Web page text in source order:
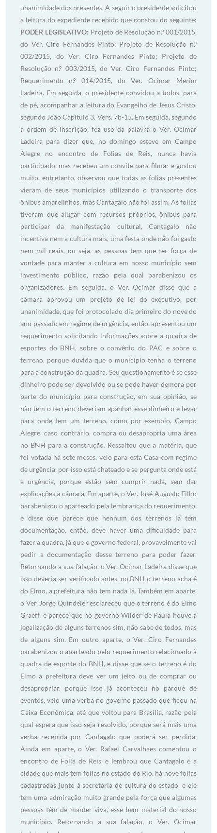
unanimidade dos presentes. A seguir o presidente solicitou
a leitura do expediente recebido que constou do seguinte:
PODER LEGISLATIVO: Projeto de Resolução n.º 001/2015,
do Ver. Ciro Fernandes Pinto; Projeto de Resolução n.º
002/2015, do Ver. Ciro Fernandes Pinto; Projeto de
Resolução n.º 003/2015, do Ver. Ciro Fernandes Pinto;
Requerimento n.º 014/2015, do Ver. Ocimar Merim
Ladeira. Em seguida, o presidente convidou a todos, para
de pé, acompanhar a leitura do Evangelho de Jesus Cristo,
segundo João Capítulo 3, Vers. 7b-15. Em seguida, segundo
a ordem de inscrição, fez uso da palavra o Ver. Ocimar
Ladeira para dizer que, no domingo esteve em Campo
Alegre no encontro de Folias de Reis, nunca havia
participado, mas recebeu um convite para filmar e gostou
muito, entretanto, observou que todas as folias presentes
vieram de seus municípios utilizando o transporte dos
ônibus amarelinhos, mas Cantagalo não foi assim. As folias
tiveram que alugar com recursos próprios, ônibus para
participar da manifestação cultural, Cantagalo não
incentiva nem a cultura mais, uma festa onde não foi gasto
nem mil reais, ou seja, as pessoas tem que ter força de
vontade para manter a cultura em nosso município sem
investimento público, razão pela qual parabenizou os
organizadores. Em seguida, o Ver. Ocimar disse que a
câmara aprovou um projeto de lei do executivo, por
unanimidade, que foi protocolado dia primeiro do nove do
ano passado em regime de urgência, então, apresentou um
requerimento solicitando informações sobre a quadra de
esportes do BNH, sobre o convênio do PAC e sobre o
terreno, porque duvida que o município tenha o terreno
para a construção da quadra. Seu questionamento é se esse
dinheiro pode ser devolvido ou se pode haver demora por
parte do município para construção, em sua opinião, se
não tem o terreno deveriam apanhar esse dinheiro e levar
para onde tem um terreno, como por exemplo, Campo
Alegre, caso contrário, compra ou desapropria uma área
no BNH para a construção. Ressaltou que a matéria, que
foi votada há sete meses, veio para esta Casa com regime
de urgência, por isso está chateado e se pergunta onde está
a urgência, porque estão sem cumprir nada, sem dar
explicações à câmara. Em aparte, o Ver. José Augusto Filho
parabenizou o aparteado pela lembrança do requerimento,
e disse que parece que nenhum dos terrenos lá tem
documentação, então, deve haver uma dificuldade para
fazer a quadra, já que o governo federal, provavelmente vai
pedir a documentação desse terreno para poder fazer.
Retornando a sua falação, o Ver. Ocimar Ladeira disse que
isso deveria ser verificado antes, no BNH o terreno acha é
do Elmo, a prefeitura não tem nada lá. Também em aparte,
o Ver. Jorge Quindeler esclareceu que o terreno é do Elmo
Graeff, e parece que no governo Wilder de Paula houve a
legalização de alguns terrenos sim, não sabe de todos, mas
de alguns sim. Em outro aparte, o Ver. Ciro Fernandes
parabenizou o aparteado pelo requerimento relacionado à
quadra de esporte do BNH, e disse que se o terreno é do
Elmo a prefeitura deve ver um jeito ou de comprar ou
desapropriar, porque isso já aconteceu no parque de
eventos, veio uma verba no governo passado que ficou na
Caixa Econômica, até que voltou para Brasília, razão pela
qual espera que isso seja resolvido, porque será mais uma
verba recebida por Cantagalo que poderá ser perdida.
Ainda em aparte, o Ver. Rafael Carvalhaes comentou o
encontro de Folia de Reis, e lembrou que Cantagalo é a
cidade que mais tem folias no estado do Rio, há nove folias
cadastradas junto à secretaria de cultura do estado, e ele
tem uma admiração muito grande pela força que algumas
pessoas têm de manter viva, esse bem material do nosso
município. Retornando a sua falação, o Ver. Ocimar